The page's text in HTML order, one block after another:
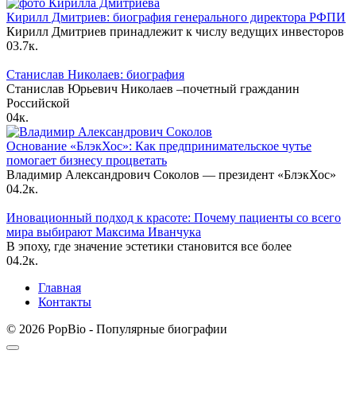
Кирилл Дмитриев: биография генерального директора РФПИ
Кирилл Дмитриев принадлежит к числу ведущих инвесторов
03.7к.
Станислав Николаев: биография
Станислав Юрьевич Николаев –почетный гражданин
Российской
04к.
Основание «БлэкХос»: Как предпринимательское чутье
помогает бизнесу процветать
Владимир Александрович Соколов — президент «БлэкХос»
04.2к.
Иновационный подход к красоте: Почему пациенты со всего
мира выбирают Максима Иванчука
В эпоху, где значение эстетики становится все более
04.2к.
Главная
Контакты
© 2026 PopBio - Популярные биографии